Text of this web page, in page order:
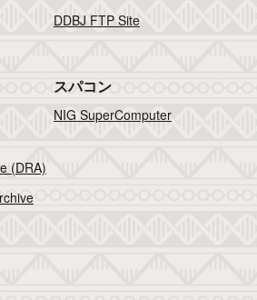
DDBJ FTP Site
(DRA)
スパコン
NIG SuperComputer